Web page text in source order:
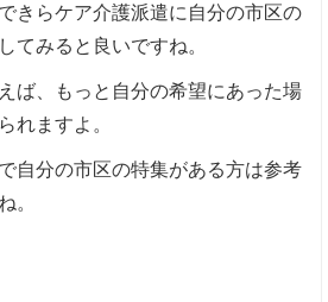
きらケア介護派遣に自分の市区の
てみると良いですね。
ば、もっと自分の希望にあった場
れますよ。
自分の市区の特集がある方は参考
。